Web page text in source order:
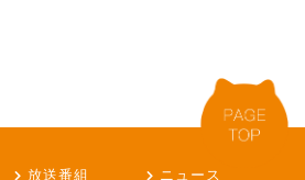
放送番組
ニュース